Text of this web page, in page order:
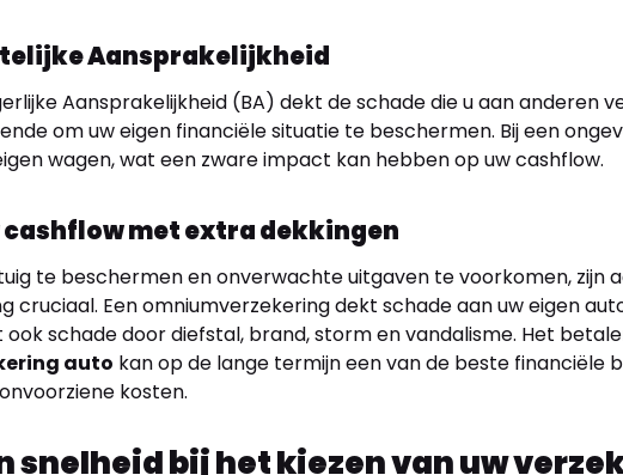
Aansprakelijkheid
Aansprakelijkheid (BA) dekt de schade die u aan anderen
om uw eigen financiële situatie te beschermen. Bij een
wagen, wat een zware impact kan hebben op uw cashflow.
cashflow met extra dekkingen
te beschermen en onverwachte uitgaven te voorkomen, zijn
cruciaal. Een omniumverzekering dekt schade aan uw eigen
schade door diefstal, brand, storm en vandalisme. Het
auto kan op de lange termijn een van de beste financiële
kosten.
snelheid bij het kiezen van uw